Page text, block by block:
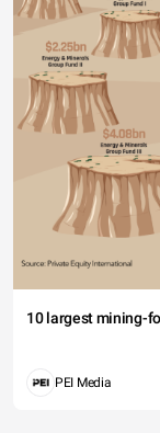
10 largest mining-
PEI Media